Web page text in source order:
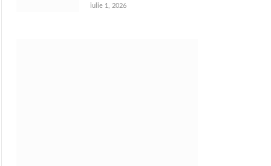
iulie 1, 2026